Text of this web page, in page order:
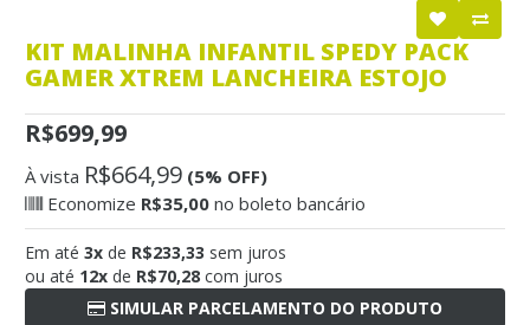
KIT MALINHA INFANTIL SPEDY PACK
GAMER XTREM LANCHEIRA ESTOJO
R$699,99
À vista R$664,99 (5% OFF)
Economize R$35,00 no boleto bancário
Em até 3x de R$233,33 sem juros
ou até 12x de R$70,28 com juros
SIMULAR PARCELAMENTO DO PRODUTO